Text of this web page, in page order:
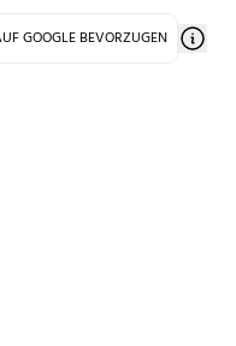
GOOGLE BEVORZUGEN